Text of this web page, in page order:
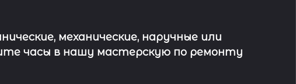
механические, наручные или
часы в нашу мастерскую по ремонту